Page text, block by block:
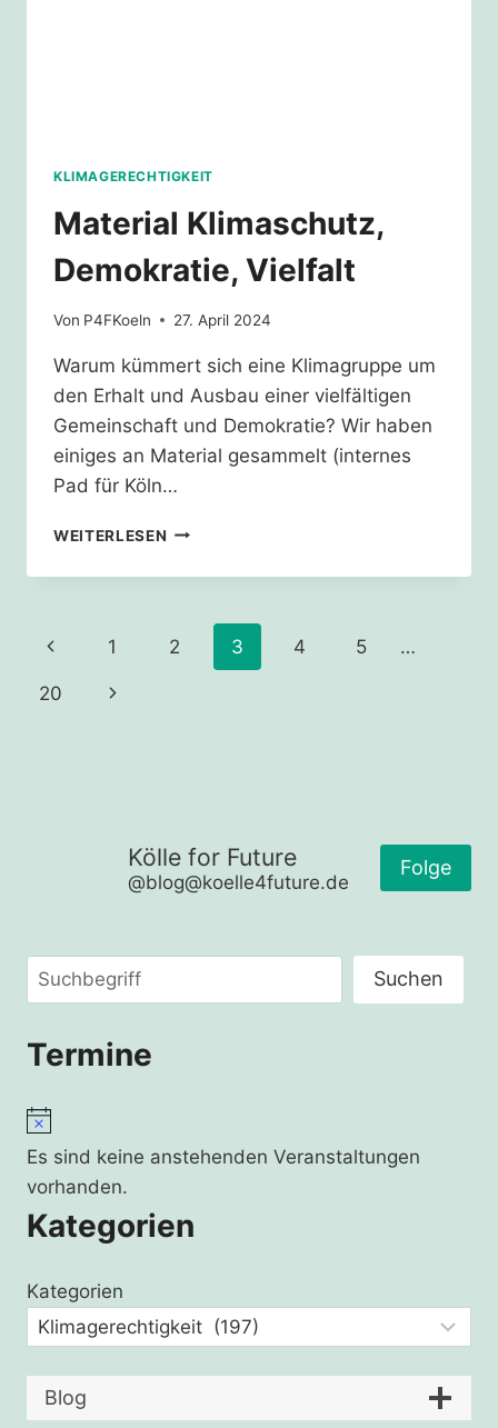
KLIMAGERECHTIGKEIT
Material Klimaschutz,
Demokratie, Vielfalt
Von P4FKoeln 27. April 2024
Warum kümmert sich eine Klimagruppe um
den Erhalt und Ausbau einer vielfältigen
Gemeinschaft und Demokratie? Wir haben
einiges an Material gesammelt (internes
Pad für Köln…
WEITERLESEN MATERIAL
DEMOKRATIE,
Seitennavigation
Vorherige
Seite
1 2 3 4 5 …
20
Nächste
Kölle for Future
@blog@koelle4future.de
Folge
Suchen Suchen
Termine
Es sind keine anstehenden Veranstaltungen
vorhanden.
Kategorien
Kategorien
Blog